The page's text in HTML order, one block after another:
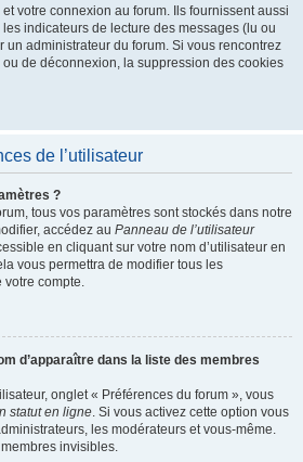
votre connexion au forum. Ils fournissent aussi
indicateurs de lecture des messages (lu ou
un administrateur du forum. Si vous rencontrez
de déconnexion, la suppression des cookies
de l’utilisateur
?
tous vos paramètres sont stockés dans notre
accédez au Panneau de l’utilisateur
en cliquant sur votre nom d’utilisateur en
vous permettra de modifier tous les
votre compte.
d’apparaître dans la liste des membres
onglet « Préférences du forum », vous
statut en ligne. Si vous activez cette option vous
les modérateurs et vous-même.
invisibles.